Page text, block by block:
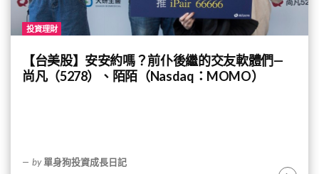
投資理財
【台美股】安安約嗎？前仆後繼的交友軟體們—
尚凡（5278）、陌陌（Nasdaq：MOMO）
by 單身狗投資成長日記